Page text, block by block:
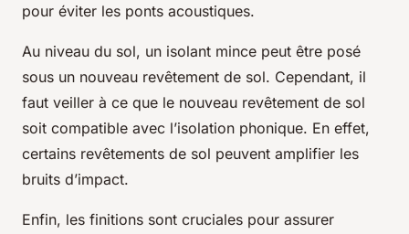
pour éviter les ponts acoustiques.
Au niveau du sol, un isolant mince peut être posé
sous un nouveau revêtement de sol. Cependant, il
faut veiller à ce que le nouveau revêtement de sol
soit compatible avec l’isolation phonique. En effet,
certains revêtements de sol peuvent amplifier les
bruits d’impact.
Enfin, les finitions sont cruciales pour assurer